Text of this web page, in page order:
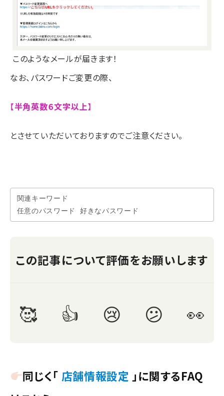
このようなメールが届きます！
なお、パスワードご変更の際、
【半角英数６文字以上】
とさせていただいておりますのでご注意ください。
関連キーワード
任意のパスワード 好きなパスワード
同じく「 店舗情報設定 」に関するFAQ